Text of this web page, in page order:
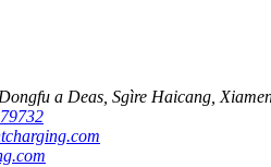
a Deas, Sgìre Haicang,